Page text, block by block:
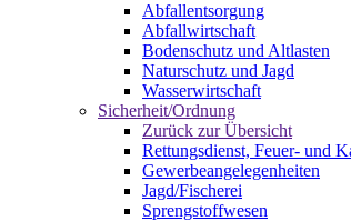
Abfallentsorgung
Abfallwirtschaft
Bodenschutz und Altlasten
Naturschutz und Jagd
Wasserwirtschaft
Sicherheit/Ordnung
Zurück zur Übersicht
Rettungsdienst, Feuer- und
Gewerbeangelegenheiten
Jagd/Fischerei
Sprengstoffwesen